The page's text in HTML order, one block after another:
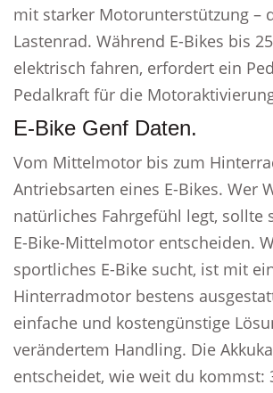
mit starker Motorunterstützung –
Lastenrad. Während E-Bikes bis
elektrisch fahren, erfordert ein
Pedalkraft für die
E-Bike Genf Daten.
Vom Mittelmotor bis zum
Antriebsarten eines E-Bikes. Wer
natürliches Fahrgefühl legt, sollte
E-Bike-Mittelmotor entscheiden.
sportliches E-Bike sucht, ist mit
Hinterradmotor bestens
einfache und kostengünstige
verändertem Handling. Die
entscheidet, wie weit du kommst: